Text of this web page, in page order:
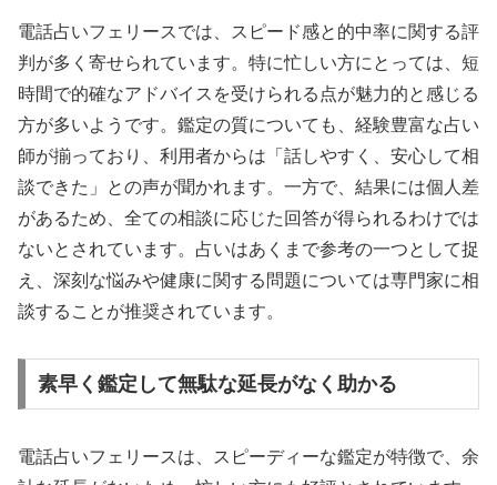
電話占いフェリースでは、スピード感と的中率に関する評
判が多く寄せられています。特に忙しい方にとっては、短
時間で的確なアドバイスを受けられる点が魅力的と感じる
方が多いようです。鑑定の質についても、経験豊富な占い
師が揃っており、利用者からは「話しやすく、安心して相
談できた」との声が聞かれます。一方で、結果には個人差
があるため、全ての相談に応じた回答が得られるわけでは
ないとされています。占いはあくまで参考の一つとして捉
え、深刻な悩みや健康に関する問題については専門家に相
談することが推奨されています。
素早く鑑定して無駄な延長がなく助かる
電話占いフェリースは、スピーディーな鑑定が特徴で、余